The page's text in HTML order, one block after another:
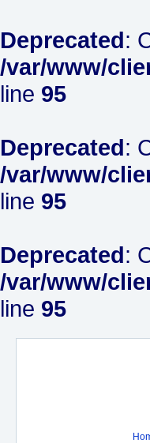
Deprecated:
/var/www/
line 95
Deprecated:
/var/www/
line 95
Deprecated:
/var/www/
line 95